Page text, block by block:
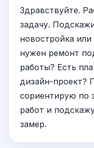
Здравствуйте.
задачу.
новостройка
нужен ремонт
работы? Есть
дизайн-проект?
сориентирую по
работ и
замер.